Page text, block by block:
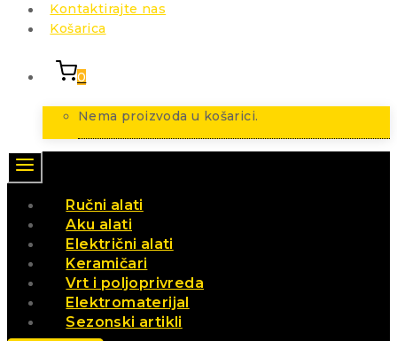
Kontaktirajte nas
Košarica
0
Nema proizvoda u košarici.
Ručni alati
Aku alati
Električni alati
Keramičari
Vrt i poljoprivreda
Elektromaterijal
Sezonski artikli